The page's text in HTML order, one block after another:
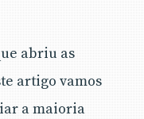
abriu as
artigo vamos
a maioria